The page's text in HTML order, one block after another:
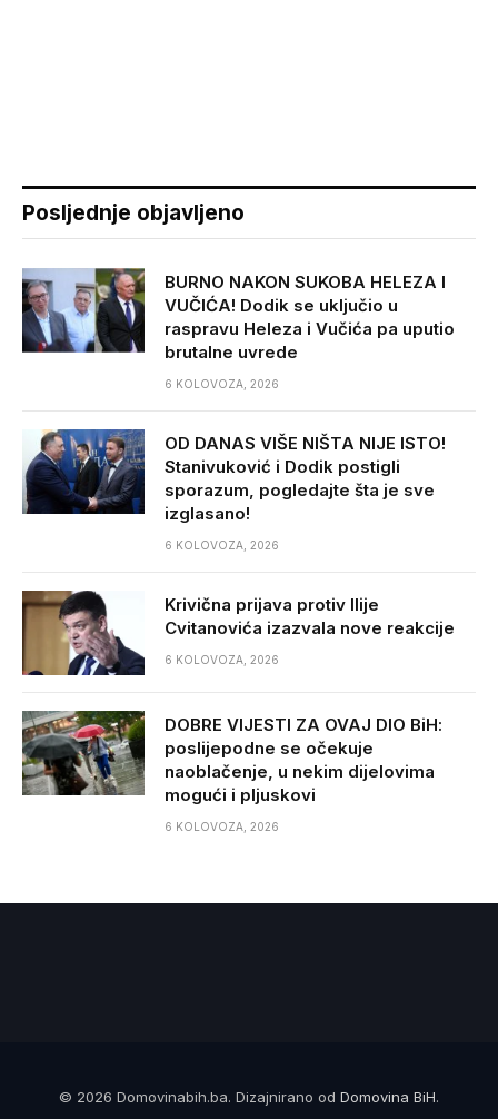
Posljednje objavljeno
BURNO NAKON SUKOBA HELEZA I
VUČIĆA! Dodik se uključio u
raspravu Heleza i Vučića pa uputio
brutalne uvrede
6 KOLOVOZA, 2026
OD DANAS VIŠE NIŠTA NIJE ISTO!
Stanivuković i Dodik postigli
sporazum, pogledajte šta je sve
izglasano!
6 KOLOVOZA, 2026
Krivična prijava protiv Ilije
Cvitanovića izazvala nove reakcije
6 KOLOVOZA, 2026
DOBRE VIJESTI ZA OVAJ DIO BiH:
poslijepodne se očekuje
naoblačenje, u nekim dijelovima
mogući i pljuskovi
6 KOLOVOZA, 2026
© 2026 Domovinabih.ba. Dizajnirano od Domovina BiH.